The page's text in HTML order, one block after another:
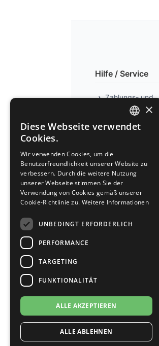
Hilfe / Service
Zahlungs- und
Info kostenlose
Privatsphäre
Vertrag
AGB
Jobs
Tanzschuh
GERMAN
×
Diese Webseite verwendet
Cookies.
Wir verwenden Cookies, um die
Benutzerfreundlichkeit unserer Website zu
verbessern. Durch die weitere Nutzung
unserer Webseite stimmen Sie der
Verwendung von Cookies gemäß unserer
Cookie-Richtlinie zu. Weitere Informationen
UNBEDINGT ERFORDERLICH
PERFORMANCE
TARGETING
FUNKTIONALITÄT
ALLE AKZEPTIEREN
ALLE ABLEHNEN